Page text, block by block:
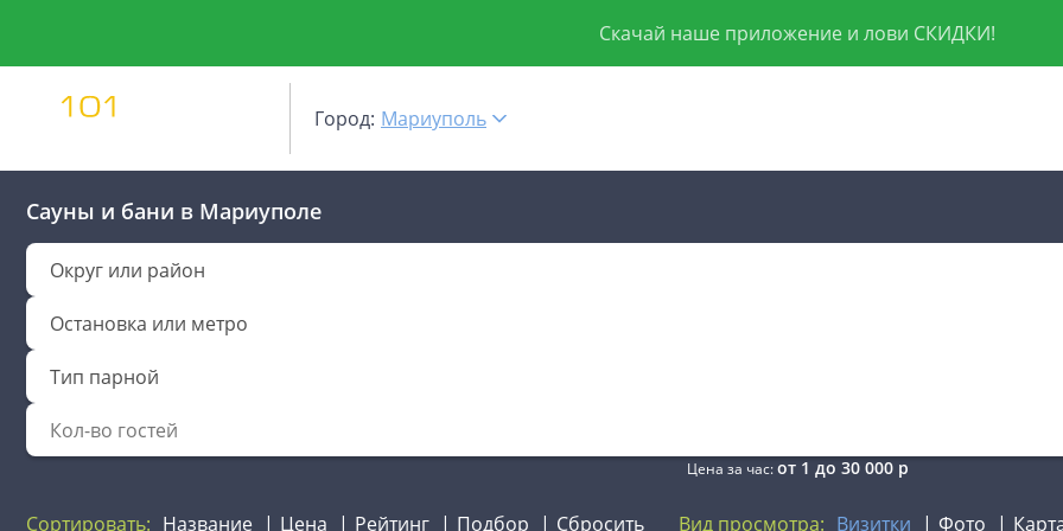
Скачай наше приложение и лови СКИДКИ!
Город: Мариуполь
Сауны и бани в Мариуполе
Округ или район
Остановка или метро
Тип парной
Цена за час:от 1 до 30 000р
Сортировать: Название Цена Рейтинг Подбор Сбросить Вид просмотра: Визитки Фото